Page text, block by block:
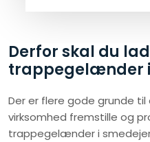
Derfor skal du
trappegelænder
Der er flere gode grunde
virksomhed fremstille og
trappegelænder i